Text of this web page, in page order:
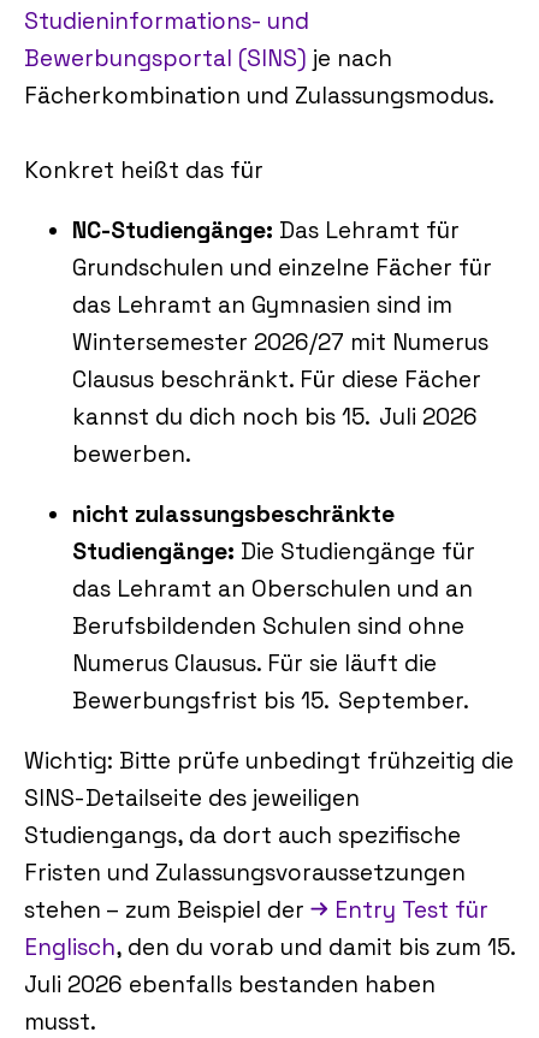
Studieninformations‑ und
Bewerbungsportal (SINS) je nach
Fächerkombination und Zulassungsmodus.
Konkret heißt das für
NC-Studiengänge: Das Lehramt für
Grundschulen und einzelne Fächer für
das Lehramt an Gymnasien sind im
Wintersemester 2026/27 mit Numerus
Clausus beschränkt. Für diese Fächer
kannst du dich noch bis 15. Juli 2026
bewerben.
nicht zulassungsbeschränkte
Studiengänge: Die Studiengänge für
das Lehramt an Oberschulen und an
Berufsbildenden Schulen sind ohne
Numerus Clausus. Für sie läuft die
Bewerbungsfrist bis 15. September.
Wichtig: Bitte prüfe unbedingt frühzeitig die
SINS‑Detailseite des jeweiligen
Studiengangs, da dort auch spezifische
Fristen und Zulassungsvoraussetzungen
stehen – zum Beispiel der
Entry Test für
Englisch, den du vorab und damit bis zum 15.
Juli 2026 ebenfalls bestanden haben
musst.